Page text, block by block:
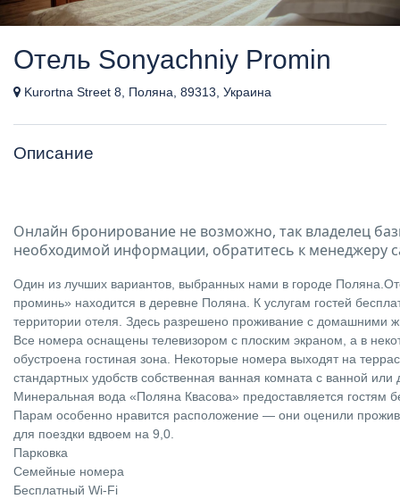
Отель Sonyachniy Promin
Kurortna Street 8, Поляна, 89313, Украина
Описание
Онлайн бронирование не возможно, так владелец
необходимой информации, обратитесь к менеджеру
Один из лучших вариантов, выбранных нами в городе
проминь» находится в деревне Поляна. К услугам гостей
территории отеля. Здесь разрешено проживание с домашними
Все номера оснащены телевизором с плоским экраном, а в
обустроена гостиная зона. Некоторые номера выходят на
стандартных удобств собственная ванная комната с ванной
Минеральная вода «Поляна Квасова» предоставляется гостям
Парам особенно нравится расположение — они оценили
для поездки вдвоем на 9,0.
Парковка
Семейные номера
Бесплатный Wi-Fi